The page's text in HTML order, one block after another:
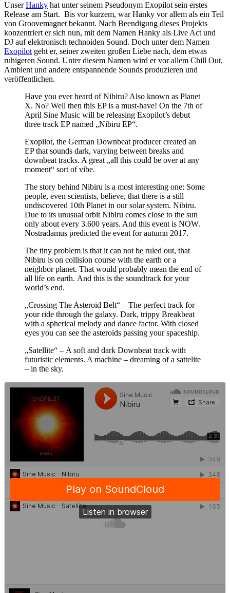
UnserHanky hat unter seinem Pseudonym Exopilot sein erstes
Release am Start. Bis vor kurzem, war Hanky vor allem als ein Teil
von Groovemagnet bekannt. Nach Beendigung dieses Projekts
konzentriert er sich nun, mit dem Namen Hanky als Live Act und
DJ auf elektronisch technoiden Sound. Doch unter dem Namen
Exopilot geht er, seiner zweiten großen Liebe nach, dem etwas
ruhigeren Sound. Unter diesem Namen wird er vor allem Chill Out,
Ambient und andere entspannende Sounds produzieren und
veröffentlichen.
Have you ever heard of Nibiru? Also known as Planet
X. No? Well then this EP is a must-have! On the 7th of
April Sine Music will be releasing Exopilot’s debut
three track EP named „Nibiru EP“.
Exopilot, the German Downbeat producer created an
EP that sounds dark, varying between breaks and
downbeat tracks. A great „all this could be over at any
moment“ sort of vibe.
The story behind Nibiru is a most interesting one: Some
people, even scientists, believe, that there is a still
undiscovered 10th Planet in our solar system. Nibiru.
Due to its unusual orbit Nibiru comes close to the sun
only about every 3.600 years. And this event is NOW.
Nostradamus predicted the event for autumn 2017.
The tiny problem is that it can not be ruled out, that
Nibiru is on collision course with the earth or a
neighbor planet. That would probably mean the end of
all life on earth. And this is the soundtrack for your
world’s end.
„Crossing The Asteroid Belt“ – The perfect track for
your ride through the galaxy. Dark, trippy Breakbeat
with a spherical melody and dance factor. With closed
eyes you can see the asteroids passing your spaceship.
„Satellite“ – A soft and dark Downbeat track with
futuristic elements. A machine – dreaming of a sattelite
– in the sky.